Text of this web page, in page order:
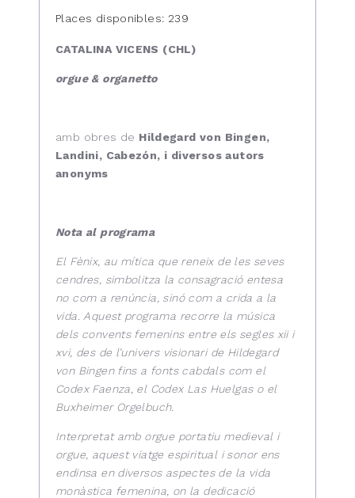
Places disponibles: 239
CATALINA VICENS (CHL)
orgue & organetto
amb obres de Hildegard von Bingen,
Landini, Cabezón, i diversos autors
anonyms
Nota al programa
El Fènix, au mítica que reneix de les seves
cendres, simbolitza la consagració entesa
no com a renúncia, sinó com a crida a la
vida. Aquest programa recorre la música
dels convents femenins entre els segles xii i
xvi, des de l’univers visionari de Hildegard
von Bingen fins a fonts cabdals com el
Codex Faenza, el Codex Las Huelgas o el
Buxheimer Orgelbuch.
Interpretat amb orgue portatiu medieval i
orgue, aquest viatge espiritual i sonor ens
endinsa en diversos aspectes de la vida
monàstica femenina, on la dedicació